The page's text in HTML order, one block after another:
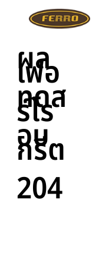
ผล
ทดส
อบ
เฟอ
ร์โร
กรีต
204